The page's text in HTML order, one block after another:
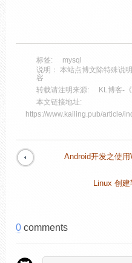
标签:
mysql
说明： 本站点博文除特殊说
容
转载请注明来源:
KL博客-
本文链接地址:
https://www.kailing.pub/article/
Android开发之使
Linux 创
0 comments